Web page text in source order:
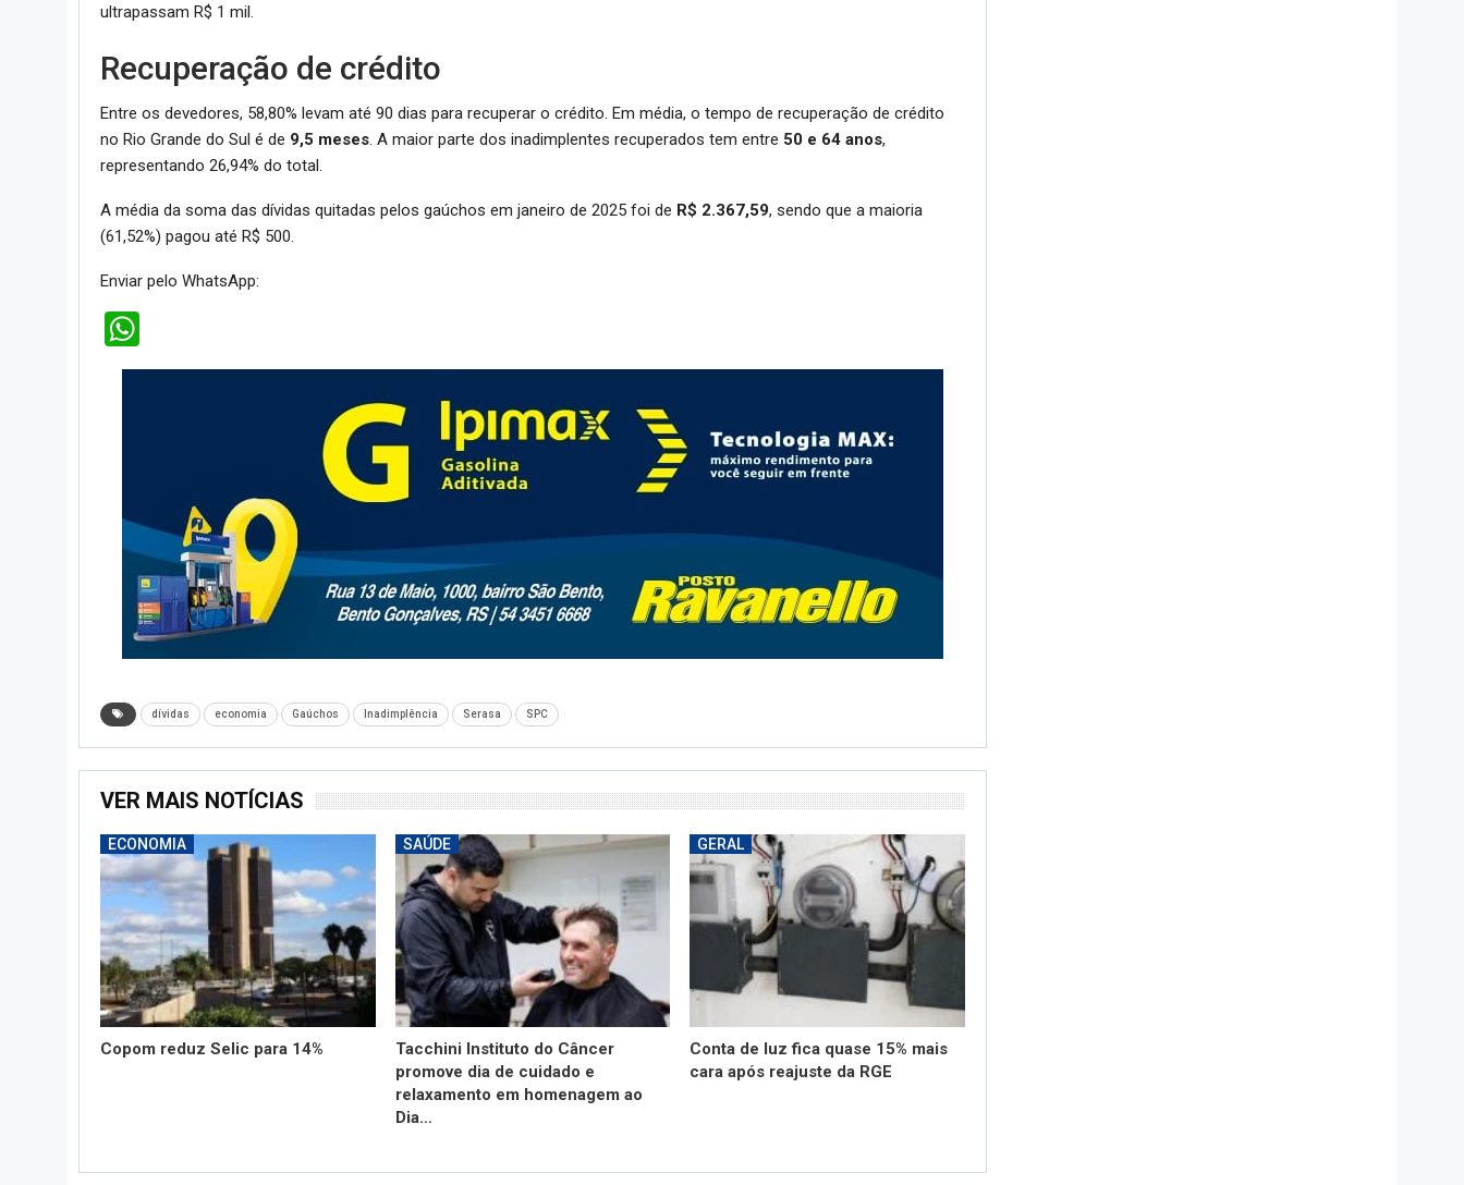
ultrapassam R$ 1 mil.
Recuperação de crédito
Entre os devedores, 58,80% levam até 90 dias para recuperar o crédito. Em média, o tempo de recuperação de crédito
no Rio Grande do Sul é de 9,5 meses. A maior parte dos inadimplentes recuperados tem entre 50 e 64 anos,
representando 26,94% do total.
A média da soma das dívidas quitadas pelos gaúchos em janeiro de 2025 foi de R$ 2.367,59, sendo que a maioria
(61,52%) pagou até R$ 500.
Enviar pelo WhatsApp:
dívidas economia Gaúchos Inadimplência Serasa SPC
VER MAIS NOTÍCIAS
ECONOMIA
Copom reduz Selic para 14%
SAÚDE
Tacchini Instituto do Câncer
promove dia de cuidado e
relaxamento em homenagem ao
Dia…
GERAL
Conta de luz fica quase 15% mais
cara após reajuste da RGE